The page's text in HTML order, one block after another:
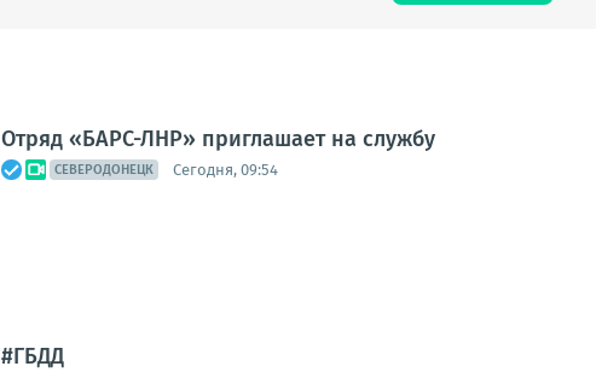
Отряд «БАРС-ЛНР» приглашает на службу
СЕВЕРОДОНЕЦК Сегодня, 09:54
#ГБДД